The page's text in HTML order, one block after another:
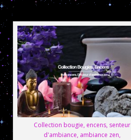
Collection bougie, encens, senteur
d'ambiance, ambiance zen,